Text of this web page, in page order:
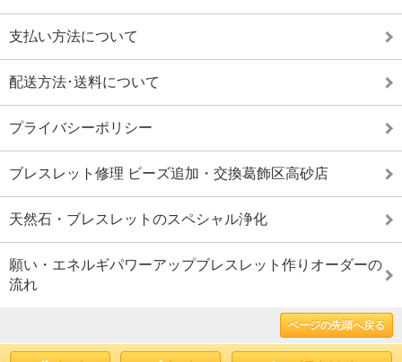
支払い方法について
配送方法･送料について
プライバシーポリシー
ブレスレット修理 ビーズ追加・交換葛飾区高砂店
天然石・ブレスレットのスペシャル浄化
願い・エネルギパワーアップブレスレット作りオーダーの
流れ
ページの先頭へ戻る